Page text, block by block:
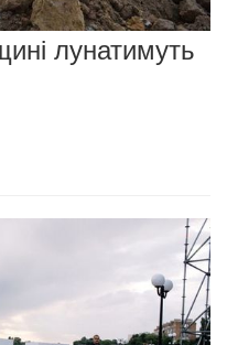
лунатимуть